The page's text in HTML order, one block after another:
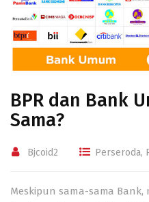
BPR dan Bank
Sama?
Bjcoid2 Perseroda,
Meskipun sama-sama